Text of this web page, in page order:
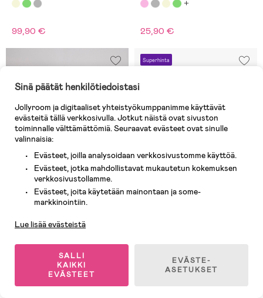
99,90 € 25,90 €
Varastossa
(113)
Beemoo CARE Harjoittelu WC
Äänillä, White/Pink
Superhinta
Hoitoalusta, Grey Linen
Sinä päätät henkilötiedoistasi
Jollyroom ja digitaaliset yhteistyökumppanimme käyttävät
evästeitä tällä verkkosivulla. Jotkut näistä ovat sivuston
toiminnalle välttämättömiä. Seuraavat evästeet ovat sinulle
valinnaisia:
Evästeet, joilla analysoidaan verkkosivustomme käyttöä.
Evästeet, jotka mahdollistavat mukautetun kokemuksen
verkkosivustollamme.
Evästeet, joita käytetään mainontaan ja some-
markkinointiin.
Lue lisää evästeistä
SALLI
KAIKKI
EVÄSTEET
EVÄSTE-
ASETUKSET